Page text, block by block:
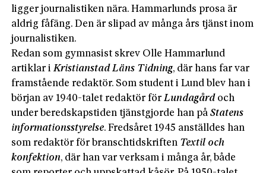
ligger journalistiken nära. Hammarlunds prosa är
aldrig fåfäng. Den är slipad av många års tjänst inom
journalistiken.
Redan som gymnasist skrev Olle Hammarlund
artiklar iKristianstad Läns Tidning, där hans far var
framstående redaktör. Som student i Lund blev han i
början av 1940-talet redaktör förLundagård och
under beredskapstiden tjänstgjorde han påStatens
informationsstyrelse. Fredsåret 1945 anställdes han
som redaktör för branschtidskriften Textil och
konfektion, där han var verksam i många år, både